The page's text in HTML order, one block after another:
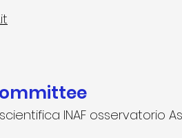
INAF osservatorio